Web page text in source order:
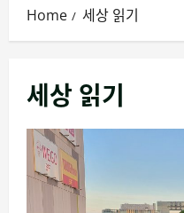
Home 세상 읽기
세상 읽기